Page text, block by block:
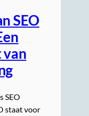
SEO
van
SEO
staat voor